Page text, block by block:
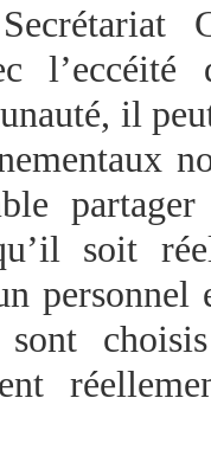
l’eccéité
il
soit
personnel